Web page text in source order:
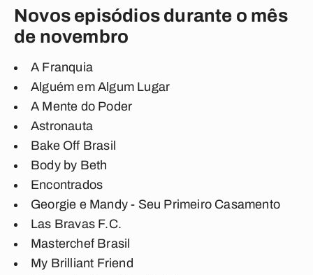
Novos episódios durante o mês
de novembro
A Franquia
Alguém em Algum Lugar
A Mente do Poder
Astronauta
Bake Off Brasil
Body by Beth
Encontrados
Georgie e Mandy - Seu Primeiro Casamento
Las Bravas F.C.
Masterchef Brasil
My Brilliant Friend